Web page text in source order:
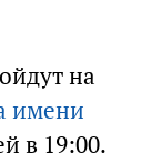
на
имени
в 19:00.